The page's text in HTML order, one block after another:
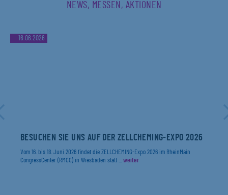
NEWS, MESSEN, AKTIONEN
16.06.2026
BESUCHEN SIE UNS AUF DER ZELLCHEMING-EXPO 2026
Vom 16. bis 18. Juni 2026 findet die ZELLCHEMING-Expo 2026 im RheinMain
CongressCenter (RMCC) in Wiesbaden statt ... weiter